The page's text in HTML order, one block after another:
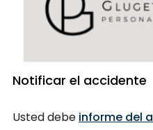
Notificar el accidente
Usted debe informe del